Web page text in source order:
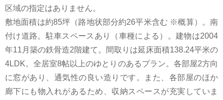
区域の指定はありません。
敷地面積は約85坪（路地状部分約26平米含む ※概算）。南
付け道路。駐車スペースあり（車種による）。建物は2004
年11月築の鉄骨造2階建て。間取りは延床面積138.24平米の
4LDK。全居室8帖以上のゆとりのあるプラン。各部屋2方向
に窓があり、通気性の良い造りです。また、各部屋のほか
廊下にも物入れがあるため、収納スペースが充実していま